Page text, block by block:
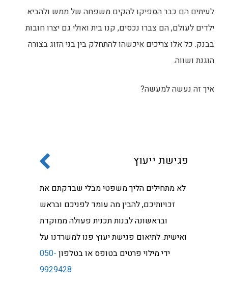
לעיתים הם כבר הספיקו להקים משפחה של ממש ולהביא
ילדים לעולם, הם צברו נכסים, קנו בית ואולי גם יצרו חובות
בבנק. כל אלו צריכים איכשהו להתחלק בין בני הזוג בצורה
הוגנת ושווה.
איך זה נעשה למעשה?
פגישת ייעוץ
לא מתחילים הליך משפטי מבלי שבדקתם את
זכויותיכם, להבין מה עומד לפניכם ובראש
ובראשונה לבנות תכנית פעולה ממוקדת
ואישית. לתיאום פגישת יעוץ פנו למשרדנו על
ידי מילוי פרטים בטופס או בטלפון 050-
9929428